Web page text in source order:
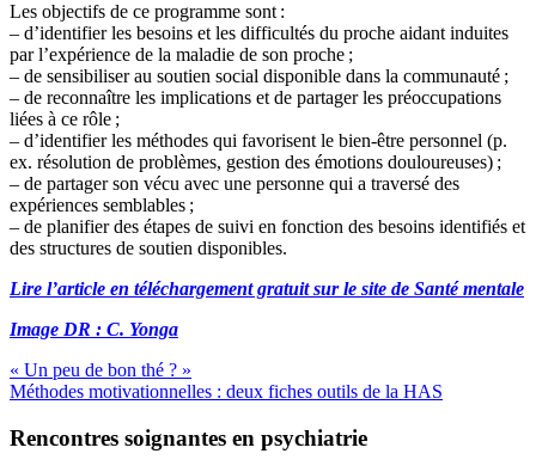
Les objectifs de ce programme sont :
– d’identifier les besoins et les difficultés du proche aidant induites
par l’expérience de la maladie de son proche ;
– de sensibiliser au soutien social disponible dans la communauté ;
– de reconnaître les implications et de partager les préoccupations
liées à ce rôle ;
– d’identifier les méthodes qui favorisent le bien-être personnel (p.
ex. résolution de problèmes, gestion des émotions douloureuses) ;
– de partager son vécu avec une personne qui a traversé des
expériences semblables ;
– de planifier des étapes de suivi en fonction des besoins identifiés et
des structures de soutien disponibles.
Lire l’article en téléchargement gratuit sur le site de Santé mentale
Image DR : C. Yonga
« Un peu de bon thé ? »
Méthodes motivationnelles : deux fiches outils de la HAS
Rencontres soignantes en psychiatrie